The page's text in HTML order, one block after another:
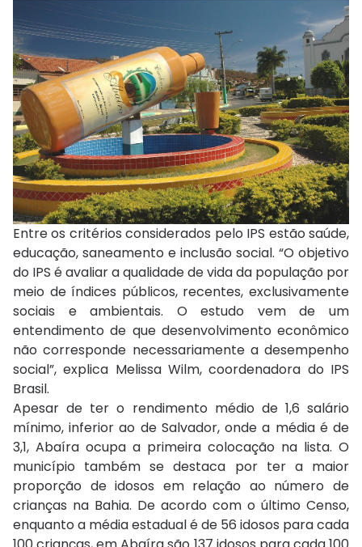
Entre os critérios considerados pelo IPS estão saúde,
educação, saneamento e inclusão social. “O objetivo
do IPS é avaliar a qualidade de vida da população por
meio de índices públicos, recentes, exclusivamente
sociais e ambientais. O estudo vem de um
entendimento de que desenvolvimento econômico
não corresponde necessariamente a desempenho
social”, explica Melissa Wilm, coordenadora do IPS
Brasil.
Apesar de ter o rendimento médio de 1,6 salário
mínimo, inferior ao de Salvador, onde a média é de
3,1, Abaíra ocupa a primeira colocação na lista. O
município também se destaca por ter a maior
proporção de idosos em relação ao número de
crianças na Bahia. De acordo com o último Censo,
enquanto a média estadual é de 56 idosos para cada